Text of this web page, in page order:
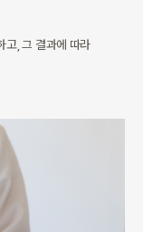
고,그 결과에 따라